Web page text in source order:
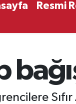
Resmi
Sıfır